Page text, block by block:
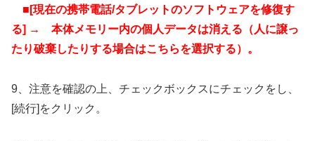
■[現在の携帯電話/タブレットのソフトウェアを修復す
る] → 本体メモリー内の個人データは消える（人に譲っ
たり破棄したりする場合はこちらを選択する）。
9、注意を確認の上、チェックボックスにチェックをし、
[続行]をクリック。